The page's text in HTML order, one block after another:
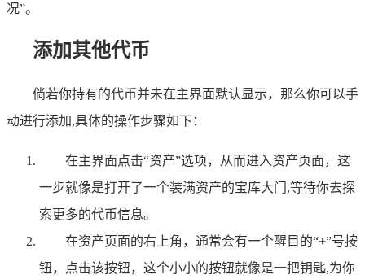
况”。
添加其他代币
倘若你持有的代币并未在主界面默认显示，那么你可以手
动进行添加,具体的操作步骤如下：
在主界面点击“资产”选项，从而进入资产页面，这
一步就像是打开了一个装满资产的宝库大门,等待你去探
索更多的代币信息。
在资产页面的右上角，通常会有一个醒目的“+”号按
钮，点击该按钮，这个小小的按钮就像是一把钥匙,为你